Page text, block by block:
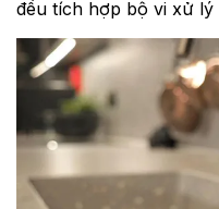
đều tích hợp bộ vi xử lý